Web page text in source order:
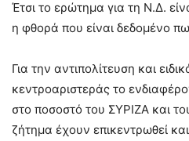
Έτσι το ερώτημα για τη Ν.Δ.
η φθορά που είναι δεδομένο
Για την αντιπολίτευση και
κεντροαριστεράς το
στο ποσοστό του ΣΥΡΙΖΑ και
ζήτημα έχουν επικεντρωθεί